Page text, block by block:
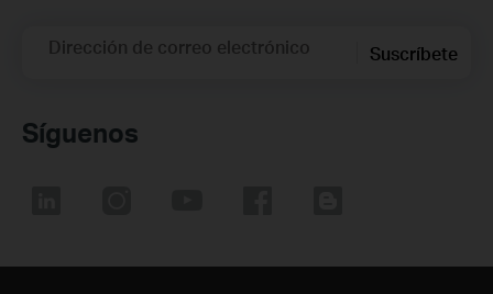
Dirección de correo electrónico Suscríbete
Síguenos